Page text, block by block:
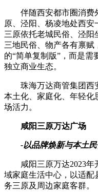
伴随西安都市圈消费
原、泾阳、杨凌地处西安
三原依托老城民俗、泾阳
三地民俗、物产各有禀赋
的“简单复制版”，而是
独立商业生态。
珠海万达商管集团西
本土化、家庭化、年轻化
场活力。
咸阳三原万达广场
-以品牌焕新与本土
咸阳三原万达2023
域家庭生活中心，以适配
务三原及周边家庭客群。